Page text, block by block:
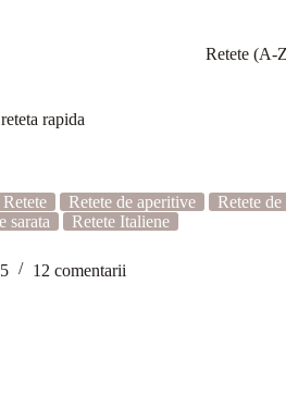
Retete (A-
rapida
Retete Retete de aperitive Retete
sarata Retete Italiene
12 comentarii